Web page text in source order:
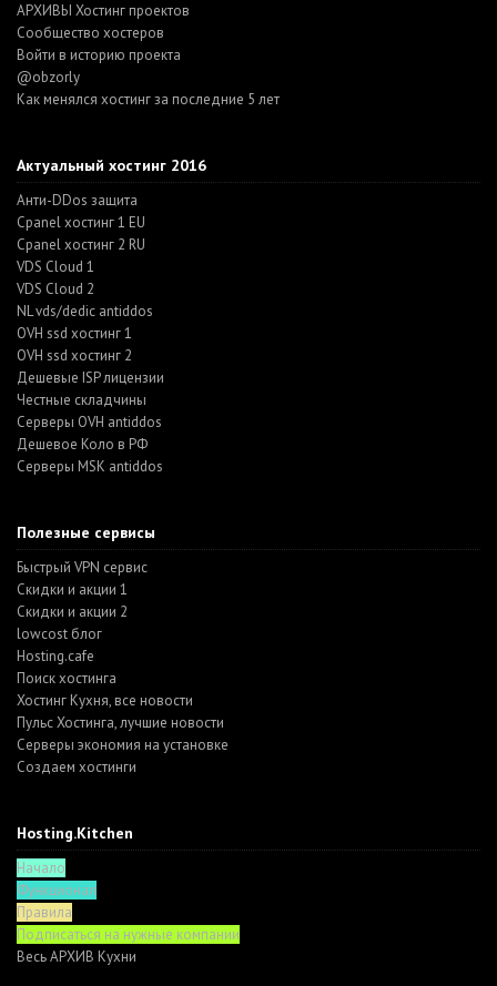
АРХИВЫ Хостинг проектов
Cообщество хостеров
Войти в историю проекта
@obzorly
Как менялся хостинг за последние 5 лет
Актуальный хостинг 2016
Анти-DDos защита
Cpanel хостинг 1 EU
Cpanel хостинг 2 RU
VDS Cloud 1
VDS Cloud 2
NL vds/dedic antiddos
OVH ssd хостинг 1
OVH ssd хостинг 2
Дешевые ISP лицензии
Честные складчины
Серверы OVH antiddos
Дешевое Коло в РФ
Серверы MSK antiddos
Полезные сервисы
Быстрый VPN сервис
Скидки и акции 1
Скидки и акции 2
lowcost блог
Hosting.cafe
Поиск хостинга
Хостинг Кухня, все новости
Пульс Хостинга, лучшие новости
Серверы экономия на установке
Создаем хостинги
Hosting.Kitchen
Начало
Функционал
Правила
Подписаться на нужные компании
Весь АРХИВ Кухни